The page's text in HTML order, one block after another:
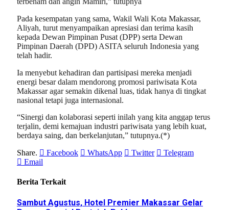
Pada kesempatan yang sama, Wakil Wali Kota Makassar,
Aliyah, turut menyampaikan apresiasi dan terima kasih
kepada Dewan Pimpinan Pusat (DPP) serta Dewan
Pimpinan Daerah (DPD) ASITA seluruh Indonesia yang
telah hadir.
Ia menyebut kehadiran dan partisipasi mereka menjadi
energi besar dalam mendorong promosi pariwisata Kota
Makassar agar semakin dikenal luas, tidak hanya di tingkat
nasional tetapi juga internasional.
“Sinergi dan kolaborasi seperti inilah yang kita anggap terus
terjalin, demi kemajuan industri pariwisata yang lebih kuat,
berdaya saing, dan berkelanjutan,” tutupnya.(*)
Share.
Facebook WhatsApp Twitter
Telegram
Email
Berita Terkait
Sambut Agustus, Hotel Premier Makassar Gelar